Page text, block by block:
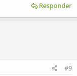
Responder
#9